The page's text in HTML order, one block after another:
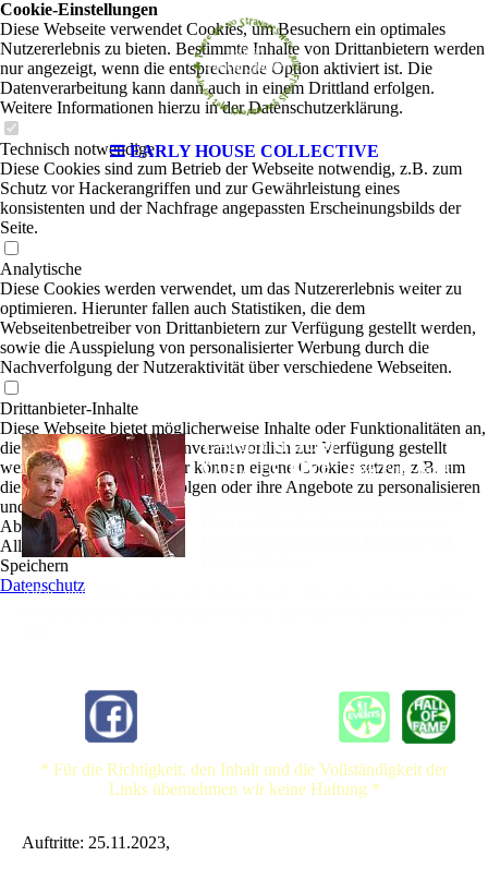
EARLY HOUSE COLLECTIVE
EARLY HOUSE
COLLECTIVE |Irish Folk-Rock
Aidan und Mario spielen seit Jahren bereits Solo oder auch in anderen
* Für die Richtigkeit, den Inhalt und die Vollständigkeit der
Links übernehmen wir keine Haftung *
Auftritte: 25.11.2023,
Cookie-Einstellungen
Diese Webseite verwendet Cookies, um Besuchern ein optimales
Nutzererlebnis zu bieten. Bestimmte Inhalte von Drittanbietern werden
nur angezeigt, wenn die entsprechende Option aktiviert ist. Die
Datenverarbeitung kann dann auch in einem Drittland erfolgen.
Weitere Informationen hierzu in der Datenschutzerklärung.
Technisch notwendige
Diese Cookies sind zum Betrieb der Webseite notwendig, z.B. zum
Schutz vor Hackerangriffen und zur Gewährleistung eines
konsistenten und der Nachfrage angepassten Erscheinungsbilds der
Seite.
Analytische
Diese Cookies werden verwendet, um das Nutzererlebnis weiter zu
optimieren. Hierunter fallen auch Statistiken, die dem
Webseitenbetreiber von Drittanbietern zur Verfügung gestellt werden,
sowie die Ausspielung von personalisierter Werbung durch die
Nachverfolgung der Nutzeraktivität über verschiedene Webseiten.
Drittanbieter-Inhalte
Diese Webseite bietet möglicherweise Inhalte oder Funktionalitäten an,
die von Drittanbietern eigenverantwortlich zur Verfügung gestellt
werden. Diese Drittanbieter können eigene Cookies setzen, z.B. um
die Nutzeraktivität zu verfolgen oder ihre Angebote zu personalisieren
und zu optimieren.
Ablehnen
Alle akzeptieren
Speichern
Datenschutz